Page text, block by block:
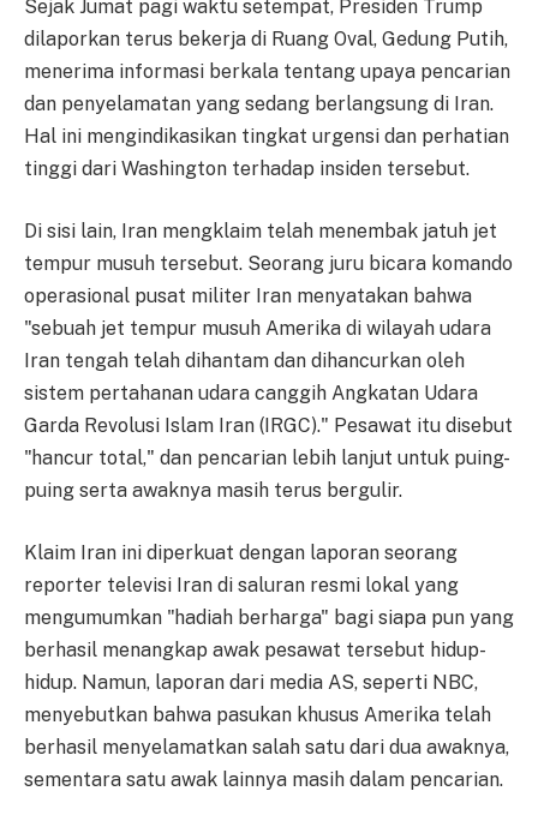
Sejak Jumat pagi waktu setempat, Presiden Trump
dilaporkan terus bekerja di Ruang Oval, Gedung Putih,
menerima informasi berkala tentang upaya pencarian
dan penyelamatan yang sedang berlangsung di Iran.
Hal ini mengindikasikan tingkat urgensi dan perhatian
tinggi dari Washington terhadap insiden tersebut.
Di sisi lain, Iran mengklaim telah menembak jatuh jet
tempur musuh tersebut. Seorang juru bicara komando
operasional pusat militer Iran menyatakan bahwa
"sebuah jet tempur musuh Amerika di wilayah udara
Iran tengah telah dihantam dan dihancurkan oleh
sistem pertahanan udara canggih Angkatan Udara
Garda Revolusi Islam Iran (IRGC)." Pesawat itu disebut
"hancur total," dan pencarian lebih lanjut untuk puing-
puing serta awaknya masih terus bergulir.
Klaim Iran ini diperkuat dengan laporan seorang
reporter televisi Iran di saluran resmi lokal yang
mengumumkan "hadiah berharga" bagi siapa pun yang
berhasil menangkap awak pesawat tersebut hidup-
hidup. Namun, laporan dari media AS, seperti NBC,
menyebutkan bahwa pasukan khusus Amerika telah
berhasil menyelamatkan salah satu dari dua awaknya,
sementara satu awak lainnya masih dalam pencarian.